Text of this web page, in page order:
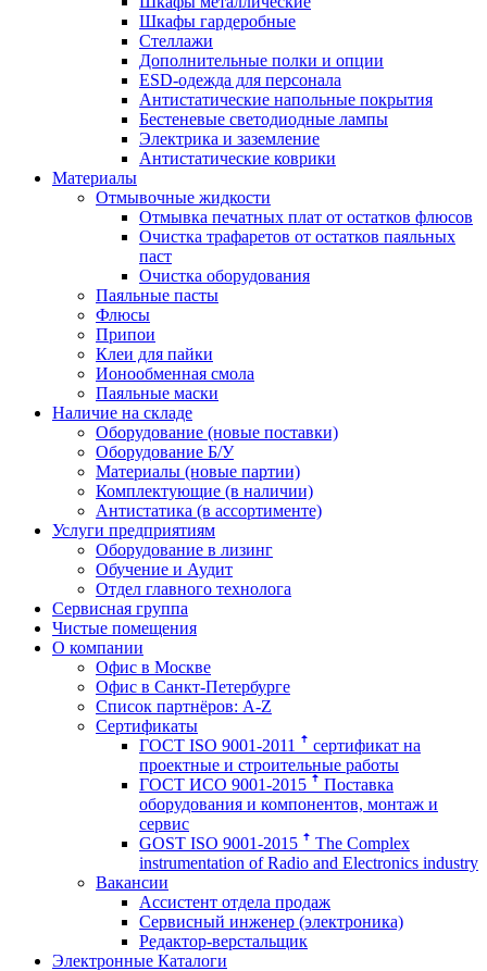
Шкафы гардеробные
Стеллажи
Дополнительные полки и опции
ESD-одежда для персонала
Антистатические напольные покрытия
Бестеневые светодиодные лампы
Электрика и заземление
Антистатические коврики
Материалы
Отмывочные жидкости
Отмывка печатных плат от остатков флюсов
Очистка трафаретов от остатков паяльных
паст
Очистка оборудования
Паяльные пасты
Флюсы
Припои
Клеи для пайки
Ионообменная смола
Паяльные маски
Наличие на складе
Оборудование (новые поставки)
Оборудование Б/У
Материалы (новые партии)
Комплектующие (в наличии)
Антистатика (в ассортименте)
Услуги предприятиям
Оборудование в лизинг
Обучение и Аудит
Отдел главного технолога
Сервисная группа
Чистые помещения
О компании
Офис в Москве
Офис в Санкт-Петербурге
Список партнёров: A-Z
Сертификаты
ГОСТ ISO 9001-2011 ꜛ сертификат на
проектные и строительные работы
ГОСТ ИСО 9001-2015 ꜛ Поставка
оборудования и компонентов, монтаж и
сервис
GOST ISO 9001-2015 ꜛ The Complex
instrumentation of Radio and Electronics industry
Вакансии
Ассистент отдела продаж
Сервисный инженер (электроника)
Редактор-верстальщик
Электронные Каталоги